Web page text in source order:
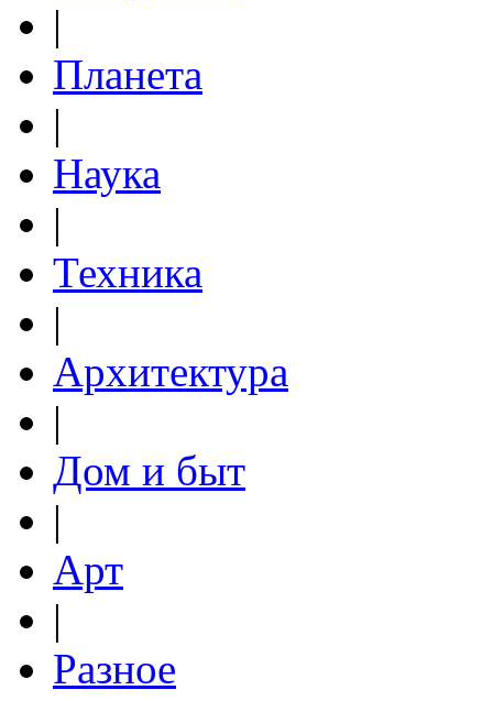
|
Планета
|
Наука
|
Техника
|
Архитектура
|
Дом и быт
|
Арт
|
Разное